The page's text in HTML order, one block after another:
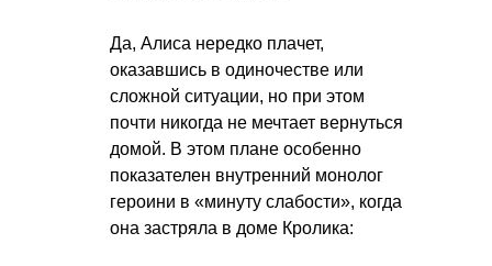
Да, Алиса нередко плачет,
оказавшись в одиночестве или
сложной ситуации, но при этом
почти никогда не мечтает вернуться
домой. В этом плане особенно
показателен внутренний монолог
героини в «минуту слабости», когда
она застряла в доме Кролика: